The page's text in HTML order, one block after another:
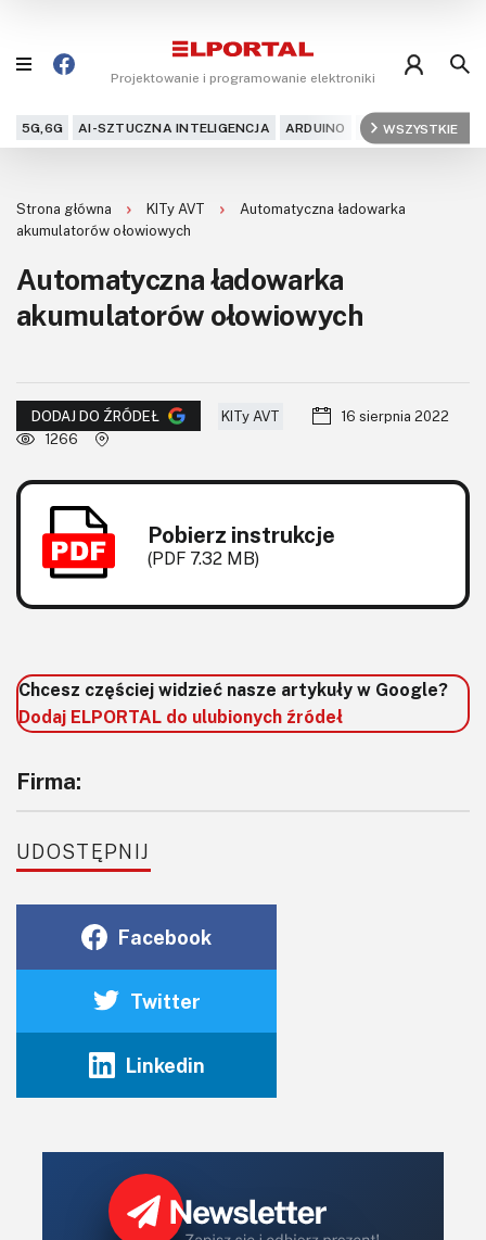
Projektowanie i programowanie elektroniki
5G,6G AI-SZTUCZNA INTELIGENCJA ARDUINO ARM AUDIO
WSZYSTKIE
Projekty
Kursy
DIY+
Dla Ciebie
KITy AVT
Kontakt
Archiwum
Strona główna KITy AVT
Automatyczna ładowarka
akumulatorów ołowiowych
Automatyczna ładowarka
akumulatorów ołowiowych
DODAJ DO ŹRÓDEŁ KITy AVT
16 sierpnia 2022
1266
Pobierz instrukcje
(PDF 7.32 MB)
Chcesz częściej widzieć nasze artykuły w Google?
Dodaj ELPORTAL do ulubionych źródeł
Firma:
UDOSTĘPNIJ
Facebook
Twitter
Linkedin